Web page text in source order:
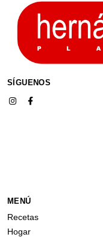
SÍGUENOS
MENÚ
Recetas
Hogar